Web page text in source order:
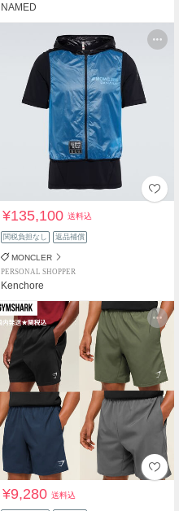
NAMED
¥135,100送料込
関税負担なし 返品補償
MONCLER
PERSONAL SHOPPER
Kenchore
¥9,280送料込